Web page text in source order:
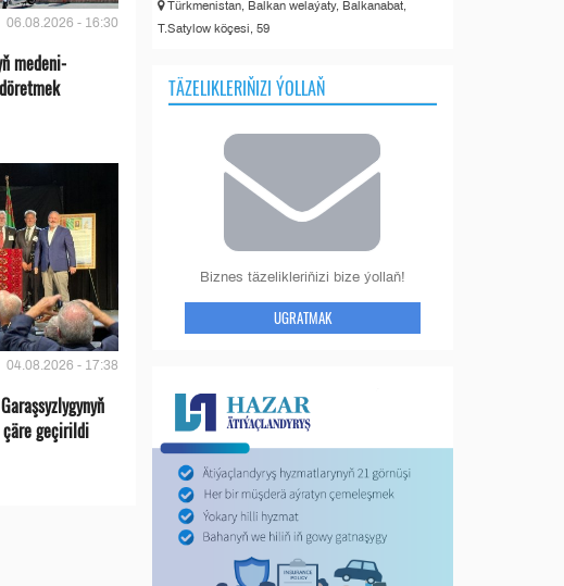
06.08.2026 - 16:30
medeni-
04.08.2026 - 17:38
çäre geçirildi
Türkmenistan, Balkan welaýaty, Balkanabat,
T.Satylow köçesi, 59
TÄZELIKLERIŇIZI ÝOLLAŇ
Biznes täzelikleriňizi bize ýollaň!
UGRATMAK